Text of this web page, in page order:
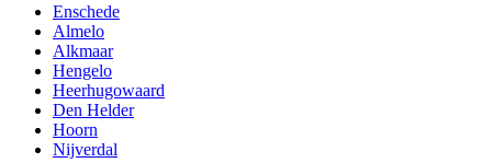
Enschede
Almelo
Alkmaar
Hengelo
Heerhugowaard
Den Helder
Hoorn
Nijverdal